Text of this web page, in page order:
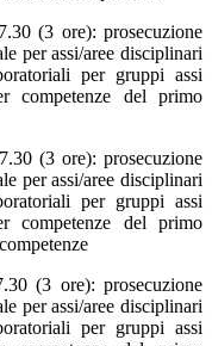
(3 ore): prosecuzione
per assi/aree disciplinari
per gruppi assi
competenze del primo
(3 ore): prosecuzione
per assi/aree disciplinari
per gruppi assi
competenze del primo
(3 ore): prosecuzione
per assi/aree disciplinari
per gruppi assi